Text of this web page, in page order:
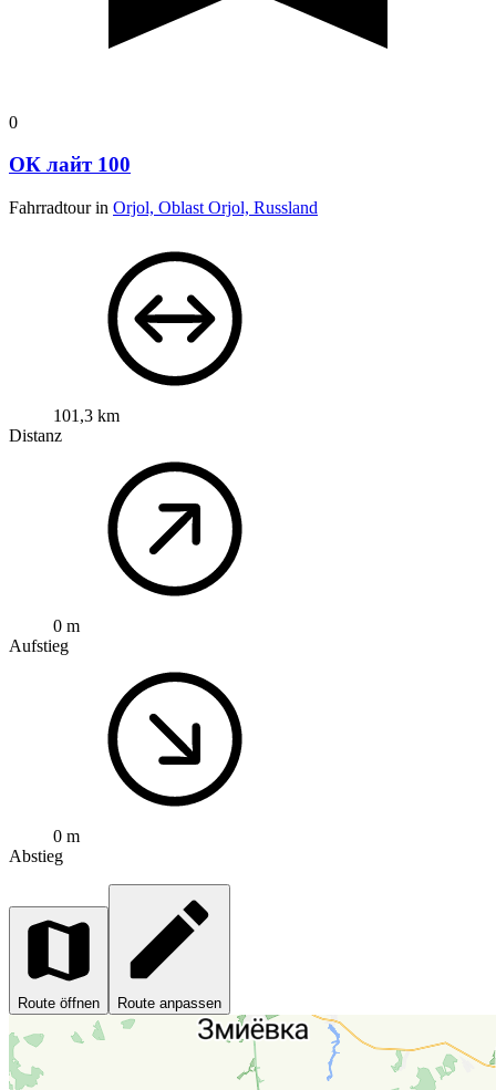
0
ОК лайт 100
Fahrradtour in Orjol, Oblast Orjol, Russland
101,3 km
Distanz
0 m
Aufstieg
0 m
Abstieg
Route öffnen Route anpassen